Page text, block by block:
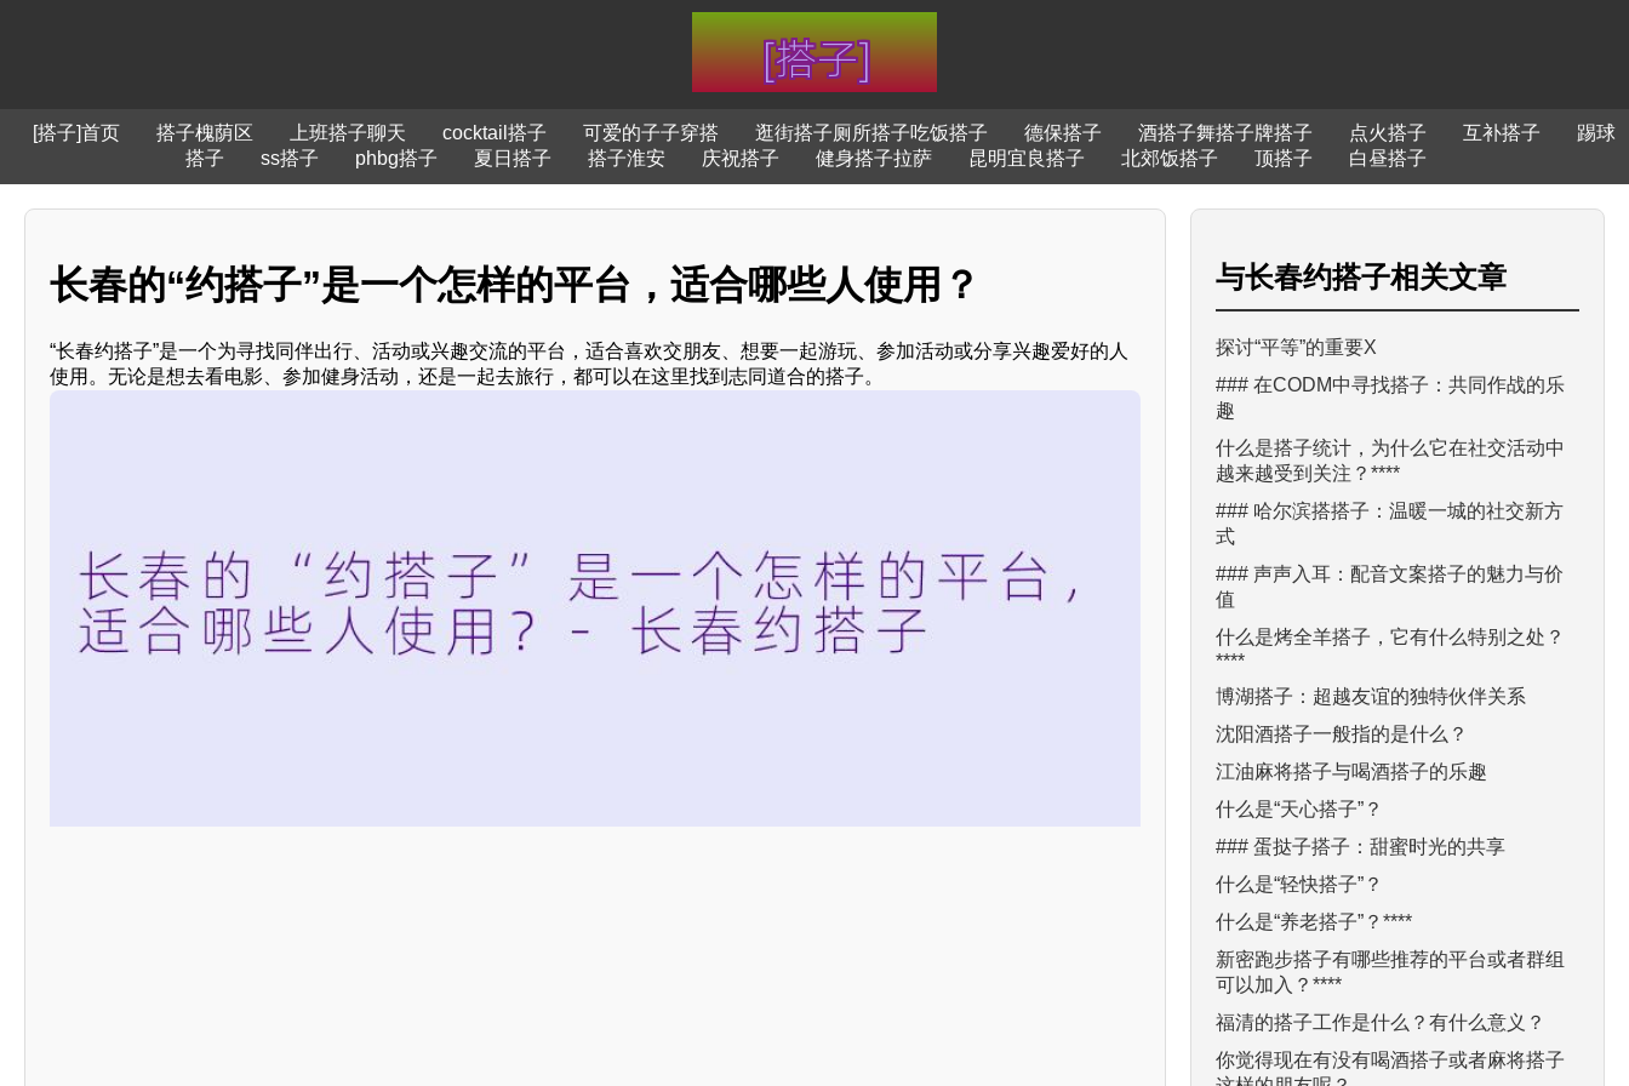
[搭子]首页 搭子槐荫区 上班搭子聊天 cocktail搭子 可爱的子子穿搭 逛街搭子厕所搭子吃饭搭子 德保搭子 酒搭子舞搭子牌搭子 点火搭子 互补搭子
踢球
搭子
ss搭子 phbg搭子 夏日搭子 搭子淮安 庆祝搭子 健身搭子拉萨 昆明宜良搭子 北郊饭搭子 顶搭子 白昼搭子
长春的“约搭子”是一个怎样的平台，适合哪些人使用？
“长春约搭子”是一个为寻找同伴出行、活动或兴趣交流的平台，适合喜欢交朋友、想要一起游玩、参加活动或分享兴趣爱好的人
使用。无论是想去看电影、参加健身活动，还是一起去旅行，都可以在这里找到志同道合的搭子。
与长春约搭子相关文章
探讨“平等”的重要X
### 在CODM中寻找搭子：共同作战的乐
趣
什么是搭子统计，为什么它在社交活动中
越来越受到关注？****
### 哈尔滨搭搭子：温暖一城的社交新方
式
### 声声入耳：配音文案搭子的魅力与价
值
什么是烤全羊搭子，它有什么特别之处？
****
博湖搭子：超越友谊的独特伙伴关系
沈阳酒搭子一般指的是什么？
江油麻将搭子与喝酒搭子的乐趣
什么是“天心搭子”？
### 蛋挞子搭子：甜蜜时光的共享
什么是“轻快搭子”？
什么是“养老搭子”？****
新密跑步搭子有哪些推荐的平台或者群组
可以加入？****
福清的搭子工作是什么？有什么意义？
你觉得现在有没有喝酒搭子或者麻将搭子